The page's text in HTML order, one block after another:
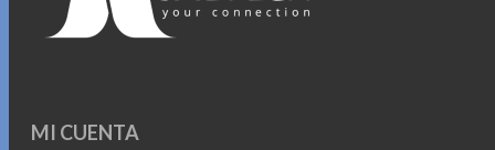
MI CUENTA